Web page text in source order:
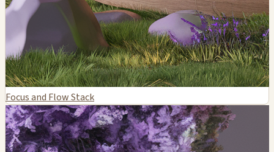
Focus and Flow Stack